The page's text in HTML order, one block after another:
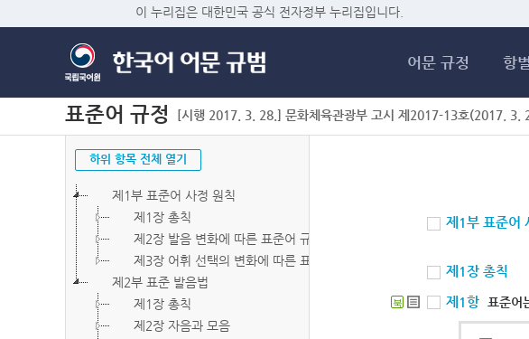
이 누리집은 대한민국 공식 전자정부 누리집입니다.
어문 규정 항
표준어 규정 [시행 2017. 3. 28.] 문화체육관광부 고시 제2017-13호(2017. 3.
하위 항목 전체 열기
제1부 표준어 사정 원칙
제1장 총칙
제2장 발음 변화에 따른 표준어 규정
제3장 어휘 선택의 변화에 따른 표준어 규정
제2부 표준 발음법
제1장 총칙
제2장 자음과 모음
제1부 표준어
제1장 총칙
북 제1항 표준어